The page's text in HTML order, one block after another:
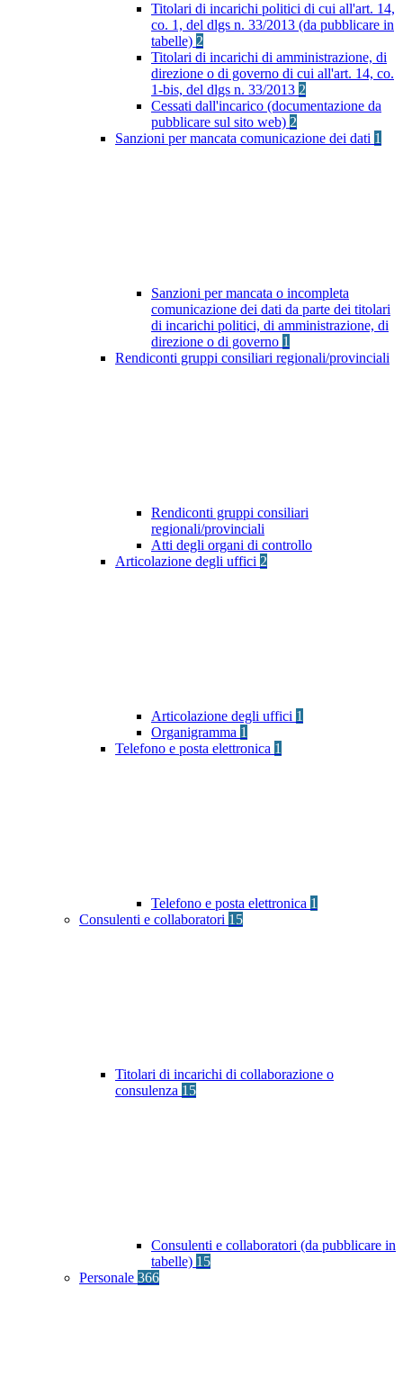
Titolari di incarichi politici di cui all'art. 14,
co. 1, del dlgs n. 33/2013 (da pubblicare in
tabelle) 2
Titolari di incarichi di amministrazione, di
direzione o di governo di cui all'art. 14, co.
1-bis, del dlgs n. 33/2013 2
Cessati dall'incarico (documentazione da
pubblicare sul sito web) 2
Sanzioni per mancata comunicazione dei dati 1
Sanzioni per mancata o incompleta
comunicazione dei dati da parte dei titolari
di incarichi politici, di amministrazione, di
direzione o di governo 1
Rendiconti gruppi consiliari regionali/provinciali
Rendiconti gruppi consiliari
regionali/provinciali
Atti degli organi di controllo
Articolazione degli uffici 2
Articolazione degli uffici 1
Organigramma 1
Telefono e posta elettronica 1
Telefono e posta elettronica 1
Consulenti e collaboratori 15
Titolari di incarichi di collaborazione o
consulenza 15
Consulenti e collaboratori (da pubblicare in
tabelle) 15
Personale 366